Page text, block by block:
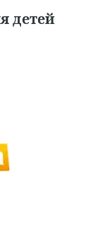
детей